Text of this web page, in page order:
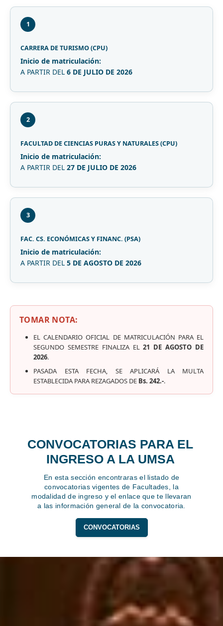
1
CARRERA DE TURISMO (CPU)
Inicio de matriculación:
A PARTIR DEL 6 DE JULIO DE 2026
2
FACULTAD DE CIENCIAS PURAS Y NATURALES (CPU)
Inicio de matriculación:
A PARTIR DEL 27 DE JULIO DE 2026
3
FAC. CS. ECONÓMICAS Y FINANC. (PSA)
Inicio de matriculación:
A PARTIR DEL 5 DE AGOSTO DE 2026
TOMAR NOTA:
EL CALENDARIO OFICIAL DE MATRICULACIÓN PARA EL
SEGUNDO SEMESTRE FINALIZA EL21 DE AGOSTO DE
2026.
PASADA ESTA FECHA, SE APLICARÁ LA MULTA
ESTABLECIDA PARA REZAGADOS DE Bs. 242.-.
CONVOCATORIAS PARA EL
INGRESO A LA UMSA
En esta sección encontraras el listado de
convocatorias vigentes de Facultades, la
modalidad de ingreso y el enlace que te llevaran
a las información general de la convocatoria.
CONVOCATORIAS